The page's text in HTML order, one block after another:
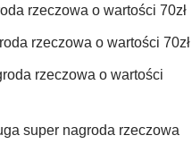
rzeczowa o wartości 70zł
rzeczowa o wartości 70zł
rzeczowa o wartości
super nagroda rzeczowa